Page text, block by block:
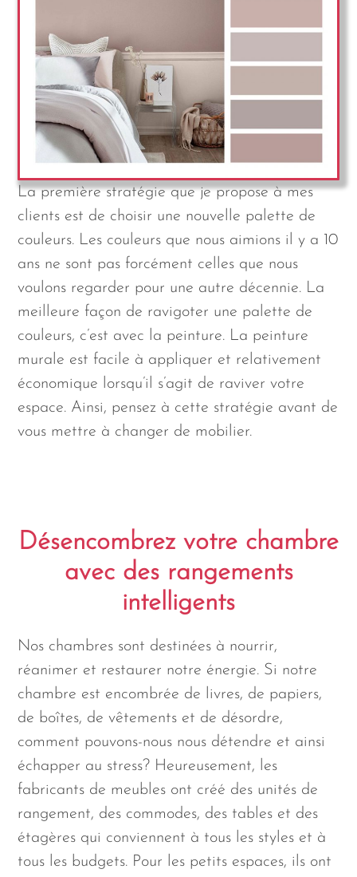
La première stratégie que je propose à mes
clients est de choisir une nouvelle palette de
couleurs. Les couleurs que nous aimions il y a 10
ans ne sont pas forcément celles que nous
voulons regarder pour une autre décennie. La
meilleure façon de ravigoter une palette de
couleurs, c’est avec la peinture. La peinture
murale est facile à appliquer et relativement
économique lorsqu’il s’agit de raviver votre
espace. Ainsi, pensez à cette stratégie avant de
vous mettre à changer de mobilier.
Désencombrez votre chambre
avec des rangements
intelligents
Nos chambres sont destinées à nourrir,
réanimer et restaurer notre énergie. Si notre
chambre est encombrée de livres, de papiers,
de boîtes, de vêtements et de désordre,
comment pouvons-nous nous détendre et ainsi
échapper au stress? Heureusement, les
fabricants de meubles ont créé des unités de
rangement, des commodes, des tables et des
étagères qui conviennent à tous les styles et à
tous les budgets. Pour les petits espaces, ils ont